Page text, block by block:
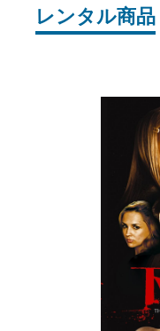
レンタル商品